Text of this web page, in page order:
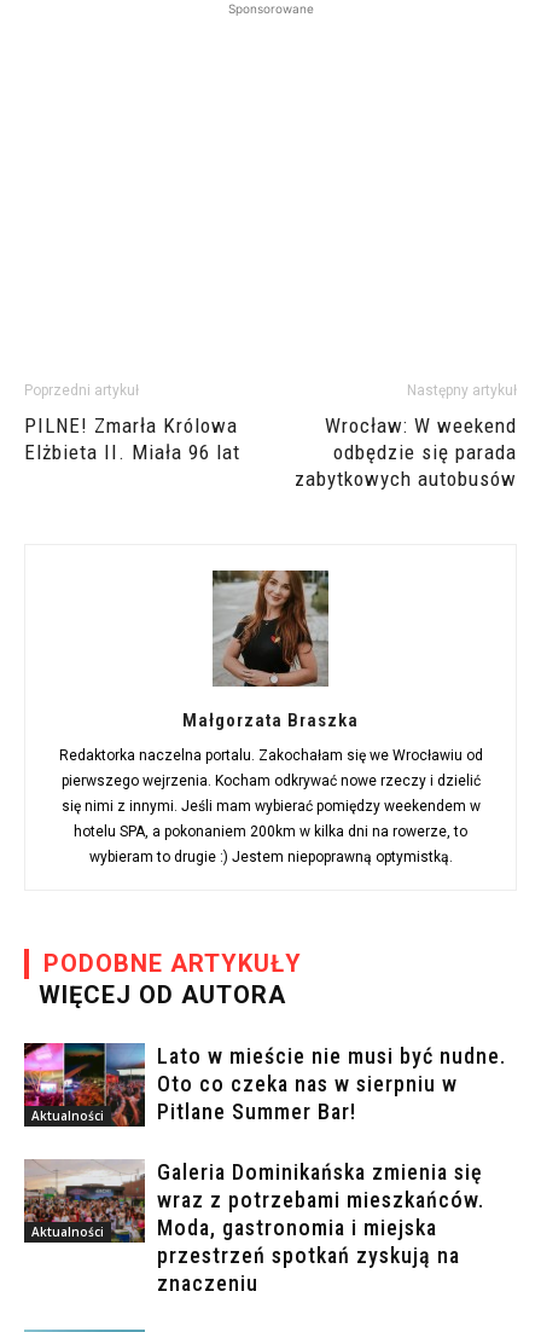
Sponsorowane
Poprzedni artykuł
PILNE! Zmarła Królowa
Elżbieta II. Miała 96 lat
Następny artykuł
Wrocław: W weekend
odbędzie się parada
zabytkowych autobusów
Małgorzata Braszka
Redaktorka naczelna portalu. Zakochałam się we Wrocławiu od
pierwszego wejrzenia. Kocham odkrywać nowe rzeczy i dzielić
się nimi z innymi. Jeśli mam wybierać pomiędzy weekendem w
hotelu SPA, a pokonaniem 200km w kilka dni na rowerze, to
wybieram to drugie :) Jestem niepoprawną optymistką.
PODOBNE ARTYKUŁY
WIĘCEJ OD AUTORA
Aktualności
Lato w mieście nie musi być nudne.
Oto co czeka nas w sierpniu w
Pitlane Summer Bar!
Aktualności
Galeria Dominikańska zmienia się
wraz z potrzebami mieszkańców.
Moda, gastronomia i miejska
przestrzeń spotkań zyskują na
znaczeniu